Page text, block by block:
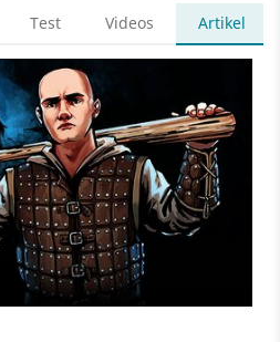
Test Videos Artikel